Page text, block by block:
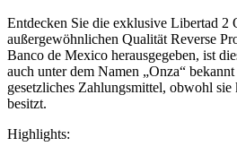
Entdecken Sie die exklusive Libertad 2
außergewöhnlichen Qualität Reverse
Banco de Mexico herausgegeben, ist
auch unter dem Namen „Onza“
gesetzliches Zahlungsmittel, obwohl
besitzt.
Highlights: